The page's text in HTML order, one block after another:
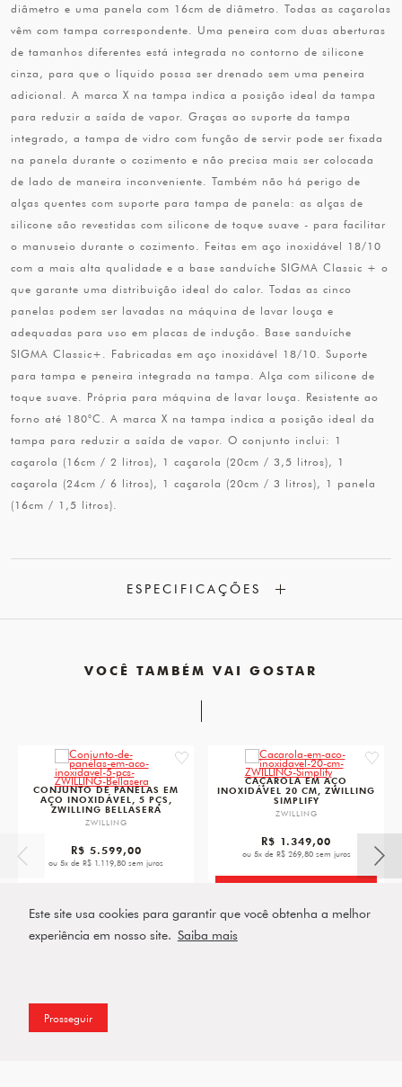
Este site usa cookies para garantir que você obtenha a melhor
experiência em nosso site. Saiba mais
Prosseguir
diâmetro e uma panela com 16cm de diâmetro. Todas as caçarolas
vêm com tampa correspondente. Uma peneira com duas aberturas
de tamanhos diferentes está integrada no contorno de silicone
cinza, para que o líquido possa ser drenado sem uma peneira
adicional. A marca X na tampa indica a posição ideal da tampa
para reduzir a saída de vapor. Graças ao suporte da tampa
integrado, a tampa de vidro com função de servir pode ser fixada
na panela durante o cozimento e não precisa mais ser colocada
de lado de maneira inconveniente. Também não há perigo de
alças quentes com suporte para tampa de panela: as alças de
silicone são revestidas com silicone de toque suave - para facilitar
o manuseio durante o cozimento. Feitas em aço inoxidável 18/10
com a mais alta qualidade e a base sanduíche SIGMA Classic + o
que garante uma distribuição ideal do calor. Todas as cinco
panelas podem ser lavadas na máquina de lavar louça e
adequadas para uso em placas de indução. Base sanduíche
SIGMA Classic+. Fabricadas em aço inoxidável 18/10. Suporte
para tampa e peneira integrada na tampa. Alça com silicone de
toque suave. Própria para máquina de lavar louça. Resistente ao
forno até 180°C. A marca X na tampa indica a posição ideal da
tampa para reduzir a saída de vapor. O conjunto inclui: 1
caçarola (16cm / 2 litros), 1 caçarola (20cm / 3,5 litros), 1
caçarola (24cm / 6 litros), 1 caçarola (20cm / 3 litros), 1 panela
(16cm / 1,5 litros).
ESPECIFICAÇÕES
VOCÊ TAMBÉM VAI GOSTAR
favorite
CONJUNTO DE PANELAS EM
AÇO INOXIDÁVEL, 5 PÇS,
ZWILLING BELLASERA
ZWILLING
R$ 5.599,00
ou 5x de R$ 1.119,80 sem juros
CAÇAROLA EM AÇO
INOXIDÁVEL 20 CM, ZWILLING
SIMPLIFY
ZWILLING
R$ 1.349,00
ou 5x de R$ 269,80 sem juros